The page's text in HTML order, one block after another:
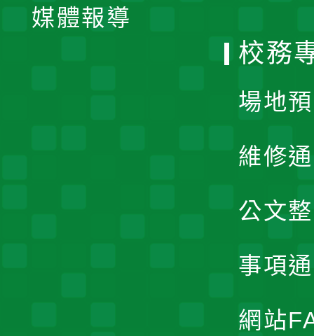
媒體報導
校務
場地
維修
公文
事項
網站